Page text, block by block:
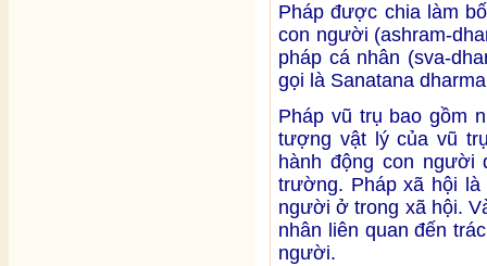
Pháp được chia làm
con người (ashram-
pháp cá nhân (sva-
gọi là Sanatana
Pháp vũ trụ bao gồm
tượng vật lý của vũ
hành động con
trường. Pháp xã hội là
người ở trong xã hội.
nhân liên quan đến
người.